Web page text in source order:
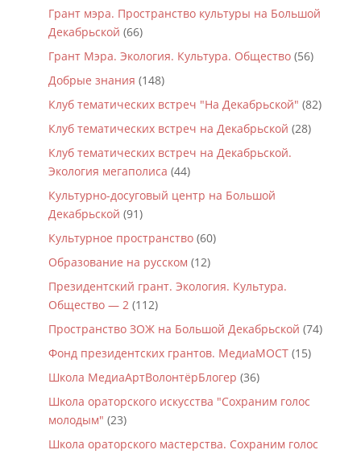
Грант мэра. Пространство культуры на Большой
Декабрьской (66)
Грант Мэра. Экология. Культура. Общество(56)
Добрые знания (148)
Клуб тематических встреч "На Декабрьской" (82)
Клуб тематических встреч на Декабрьской (28)
Клуб тематических встреч на Декабрьской.
Экология мегаполиса (44)
Культурно-досуговый центр на Большой
Декабрьской (91)
Культурное пространство(60)
Образование на русском (12)
Президентский грант. Экология. Культура.
Общество — 2(112)
Пространство ЗОЖ на Большой Декабрьской (74)
Фонд президентских грантов. МедиаМОСТ(15)
Школа МедиаАртВолонтёрБлогер (36)
Школа ораторского искусства "Сохраним голос
молодым" (23)
Школа ораторского мастерства. Сохраним голос